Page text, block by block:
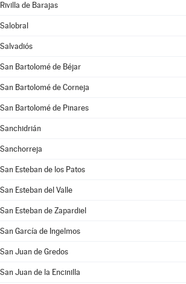
Rivilla de Barajas
Salobral
Salvadiós
San Bartolomé de Béjar
San Bartolomé de Corneja
San Bartolomé de Pinares
Sanchidrián
Sanchorreja
San Esteban de los Patos
San Esteban del Valle
San Esteban de Zapardiel
San García de Ingelmos
San Juan de Gredos
San Juan de la Encinilla